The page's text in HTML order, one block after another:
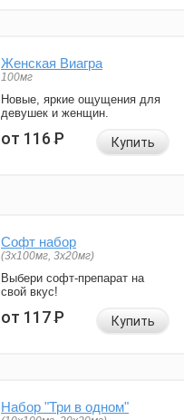
Женская Виагра
100мг
Новые, яркие ощущения для
девушек и женщин.
от 116Р Купить
Софт набор
(3x100мг, 3x20мг)
Выбери софт-препарат на
свой вкус!
от 117Р Купить
Набор "Три в одном"